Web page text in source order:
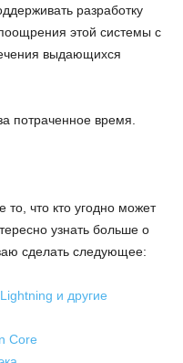
разработку
этой системы с
выдающихся
потраченное время.
что кто угодно может
узнать больше о
сделать следующее:
и другие
Core